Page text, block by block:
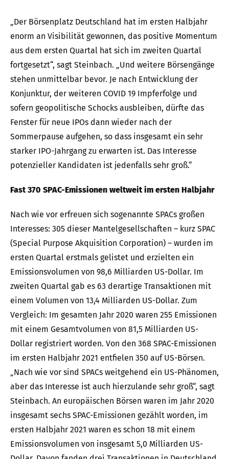
„Der Börsenplatz Deutschland hat im ersten Halbjahr
enorm an Visibilität gewonnen, das positive Momentum
aus dem ersten Quartal hat sich im zweiten Quartal
fortgesetzt“, sagt Steinbach. „Und weitere Börsengänge
stehen unmittelbar bevor. Je nach Entwicklung der
Konjunktur, der weiteren COVID 19 Impferfolge und
sofern geopolitische Schocks ausbleiben, dürfte das
Fenster für neue IPOs dann wieder nach der
Sommerpause aufgehen, so dass insgesamt ein sehr
starker IPO-Jahrgang zu erwarten ist. Das Interesse
potenzieller Kandidaten ist jedenfalls sehr groß.“
Fast 370 SPAC-Emissionen weltweit im ersten Halbjahr
Nach wie vor erfreuen sich sogenannte SPACs großen
Interesses: 305 dieser Mantelgesellschaften – kurz SPAC
(Special Purpose Akquisition Corporation) – wurden im
ersten Quartal erstmals gelistet und erzielten ein
Emissionsvolumen von 98,6 Milliarden US-Dollar. Im
zweiten Quartal gab es 63 derartige Transaktionen mit
einem Volumen von 13,4 Milliarden US-Dollar. Zum
Vergleich: Im gesamten Jahr 2020 waren 255 Emissionen
mit einem Gesamtvolumen von 81,5 Milliarden US-
Dollar registriert worden. Von den 368 SPAC-Emissionen
im ersten Halbjahr 2021 entfielen 350 auf US-Börsen.
„Nach wie vor sind SPACs weitgehend ein US-Phänomen,
aber das Interesse ist auch hierzulande sehr groß“, sagt
Steinbach. An europäischen Börsen waren im Jahr 2020
insgesamt sechs SPAC-Emissionen gezählt worden, im
ersten Halbjahr 2021 waren es schon 18 mit einem
Emissionsvolumen von insgesamt 5,0 Milliarden US-